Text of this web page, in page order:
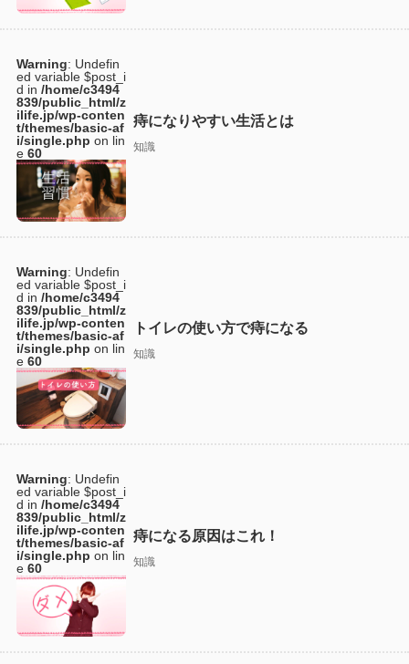
Warning: Undefin
ed variable $post_i
d in /home/c3494
839/public_html/z
ilife.jp/wp-conten
t/themes/basic-af
i/single.php on lin
e 60
痔になりやすい生活とは
知識
Warning: Undefin
ed variable $post_i
d in /home/c3494
839/public_html/z
ilife.jp/wp-conten
t/themes/basic-af
i/single.php on lin
e 60
トイレの使い方で痔になる
知識
Warning: Undefin
ed variable $post_i
d in /home/c3494
839/public_html/z
ilife.jp/wp-conten
t/themes/basic-af
i/single.php on lin
e 60
痔になる原因はこれ！
知識